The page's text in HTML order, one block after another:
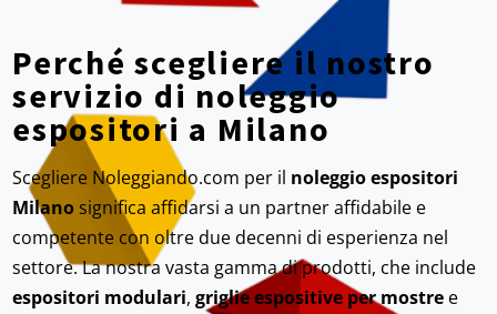
Perché scegliere il nostro
servizio di noleggio
espositori a Milano
Scegliere Noleggiando.com per il noleggio espositori
Milanosignifica affidarsi a un partner affidabile e
competente con oltre due decenni di esperienza nel
settore. La nostra vasta gamma di prodotti, che include
espositori modulari,griglie espositive per mostre e